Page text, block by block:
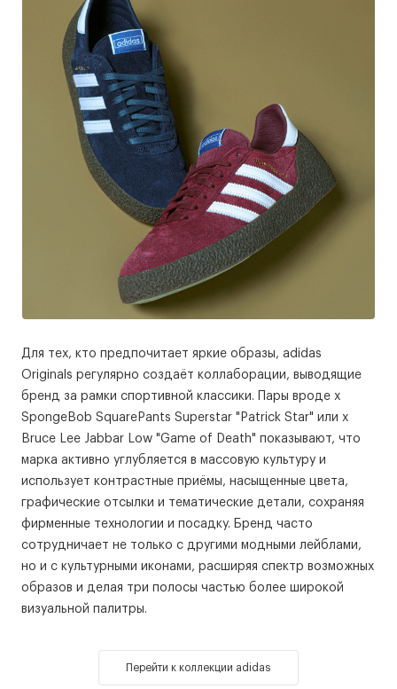
Для тех, кто предпочитает яркие образы, adidas
Originals регулярно создаёт коллаборации, выводящие
бренд за рамки спортивной классики. Пары вроде x
SpongeBob SquarePants Superstar "Patrick Star" или x
Bruce Lee Jabbar Low "Game of Death" показывают, что
марка активно углубляется в массовую культуру и
использует контрастные приёмы, насыщенные цвета,
графические отсылки и тематические детали, сохраняя
фирменные технологии и посадку. Бренд часто
сотрудничает не только с другими модными лейблами,
но и с культурными иконами, расширяя спектр возможных
образов и делая три полосы частью более широкой
визуальной палитры.
Перейти к коллекции adidas